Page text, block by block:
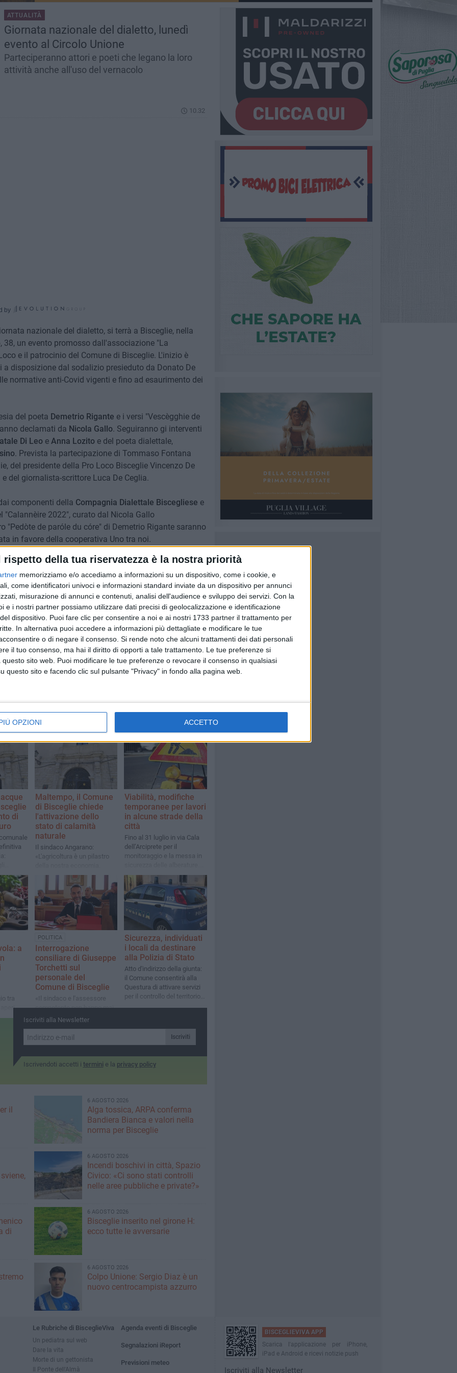
rispetto della tua riservatezza è la nostra priorità
memorizziamo e/o accediamo a informazioni su un dispositivo, come i cookie, e
come identificatori univoci e informazioni standard inviate da un dispositivo per annunci
misurazione di annunci e contenuti, analisi dell'audience e sviluppo dei servizi. Con la
e i nostri partner possiamo utilizzare dati precisi di geolocalizzazione e identificazione
dispositivo. Puoi fare clic per consentire a noi e ai nostri 1733 partner il trattamento per
In alternativa puoi accedere a informazioni più dettagliate e modificare le tue
o di negare il consenso. Si rende noto che alcuni trattamenti dei dati personali
il tuo consenso, ma hai il diritto di opporti a tale trattamento. Le tue preferenze si
sito web. Puoi modificare le tue preferenze o revocare il consenso in qualsiasi
questo sito e facendo clic sul pulsante "Privacy" in fondo alla pagina web.
OPZIONI ACCETTO
ATTUALITÀ
Giornata nazionale del dialetto, lunedì
evento al Circolo Unione
Parteciperanno attori e poeti che legano la loro
attività anche all'uso del vernacolo
10.32
by
nazionale del dialetto, si terrà a Bisceglie, nella
38, un evento promosso dall'associazione "La
e il patrocinio del Comune di Bisceglie. L'inizio è
disposizione dal sodalizio presieduto da Donato De
normative anti-Covid vigenti e fino ad esaurimento dei
del poeta Demetrio Rigante e i versi "Vescègghie de
declamati da Nicola Gallo. Seguiranno gi interventi
Di Leo eAnna Lozito e del poeta dialettale,
. Prevista la partecipazione di Tommaso Fontana
del presidente della Pro Loco Bisceglie Vincenzo De
del giornalista-scrittore Luca De Ceglia.
componenti della Compagnia Dialettale Biscegliese e
"Calannèire 2022", curato dal Nicola Gallo
"Pedòte de paróle du córe" di Demetrio Rigante saranno
in favore della cooperativa Uno tra noi.
conduzione della serata sarà affidata a Donato De
Angarano, Sindaco di Bisceglie.
a
Aspettando il Palio della Quercia:
il Fantapalio
di
le
Maltempo, il Comune
di Bisceglie chiede
l'attivazione dello
stato di calamità
naturale
Il sindaco Angarano:
«L'agricoltura è un pilastro
Siamo al fianco dei nostri
Viabilità, modifiche
temporanee per lavori
in alcune strade della
città
Fino al 31 luglio in via Cala
dell’Arciprete per il
monitoraggio e la messa in
Dal 27 luglio lavori di scavo
in via Strada del Carro e via
Luigi Di Molfetta
a
tra
POLITICA
Interrogazione
consiliare di Giuseppe
Torchetti sul
personale del
Comune di Bisceglie
«Il sindaco e l'assessore
competente non hanno mai
risposto. Ora servono
pensionamenti, assunzioni
e uffici in sofferenza»
Sicurezza, individuati
i locali da destinare
alla Polizia di Stato
Atto d'indirizzo della giunta:
il Comune consentirà alla
Questura di attivare servizi
per il controllo del territorio e
Iscriviti alla Newsletter
Iscriviti
Iscrivendoti accetti i termini e la privacy policy
il
6 AGOSTO 2026
Alga tossica, ARPA conferma
Bandiera Bianca e valori nella
norma per Bisceglie
6 AGOSTO 2026
Incendi boschivi in città, Spazio
Civico: «Ci sono stati controlli
nelle aree pubbliche e private?»
di
6 AGOSTO 2026
Bisceglie inserito nel girone H:
ecco tutte le avversarie
6 AGOSTO 2026
Colpo Unione: Sergio Diaz è un
nuovo centrocampista azzurro
Le Rubriche di BisceglieViva
Un pediatra sul web
Dare la vita
Morte di un gettonista
Il Ponte dell'Almà
Agenda eventi di Bisceglie
Segnalazioni iReport
Previsioni meteo
BISCEGLIEVIVA APP
Scarica l'applicazione per iPhone,
iPad e Android e ricevi notizie push
Iscriviti alla Newsletter